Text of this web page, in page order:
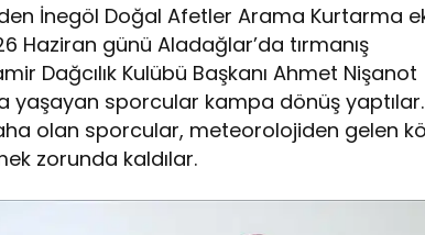
İnegöl Doğal Afetler Arama Kurtarma
günü Aladağlar’da tırmanış
Dağcılık Kulübü Başkanı Ahmet Nişanot
yaşayan sporcular kampa dönüş yaptılar.
olan sporcular, meteorolojiden gelen
zorunda kaldılar.